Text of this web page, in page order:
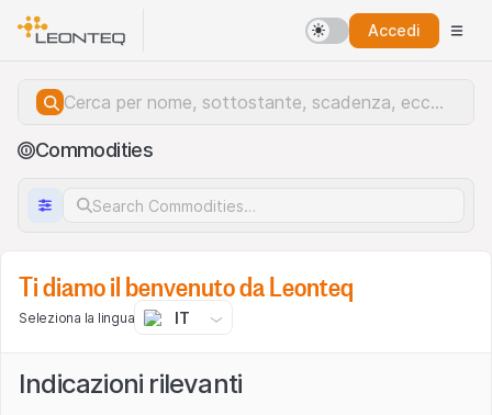
Accedi
Commodities
ArgentoXAG=
63,58
CATEGORIA
LAST 7 DAYS
Ti diamo il benvenuto da Leonteq
Seleziona la lingua IT
Indicazioni rilevanti